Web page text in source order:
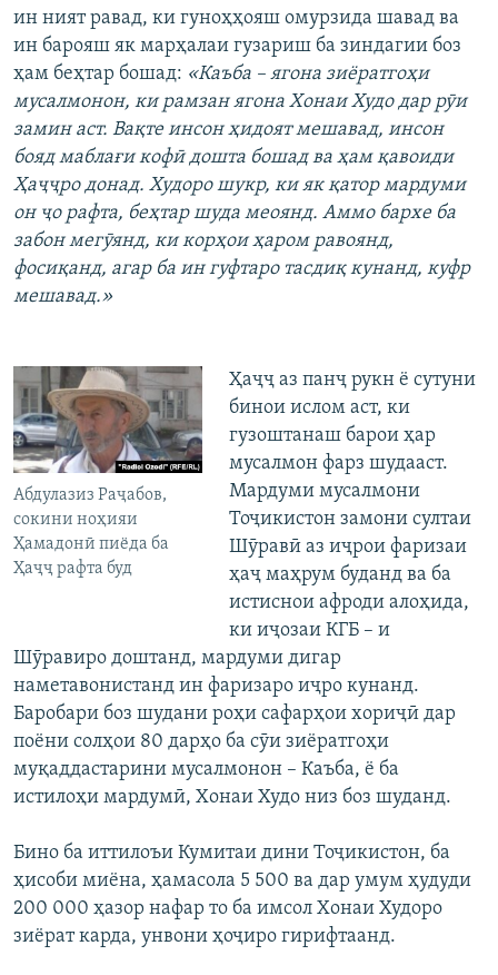
ин ният равад, ки гуноҳҳояш омурзида шавад ва
ин барояш як марҳалаи гузариш ба зиндагии боз
ҳам беҳтар бошад: «Каъба – ягона зиёратгоҳи
мусалмонон, ки рамзан ягона Хонаи Худо дар рӯи
замин аст. Вақте инсон ҳидоят мешавад, инсон
бояд маблағи кофӣ дошта бошад ва ҳам қавоиди
Ҳаҷҷро донад. Худоро шукр, ки як қатор мардуми
он ҷо рафта, беҳтар шуда меоянд. Аммо бархе ба
забон мегӯянд, ки корҳои ҳаром равоянд,
фосиқанд, агар ба ин гуфтаро тасдиқ кунанд, куфр
мешавад.»
Абдулазиз Раҷабов,
сокини ноҳияи
Ҳамадонӣ пиёда ба
Ҳаҷҷ рафта буд
Ҳаҷҷ аз панҷ рукн ё сутуни
бинои ислом аст, ки
гузоштанаш барои ҳар
мусалмон фарз шудааст.
Мардуми мусалмони
Тоҷикистон замони султаи
Шӯравӣ аз иҷрои фаризаи
ҳаҷ маҳрум буданд ва ба
истиснои афроди алоҳида,
ки иҷозаи КГБ – и
Шӯравиро доштанд, мардуми дигар
наметавонистанд ин фаризаро иҷро кунанд.
Баробари боз шудани роҳи сафарҳои хориҷӣ дар
поёни солҳои 80 дарҳо ба сӯи зиёратгоҳи
муқаддастарини мусалмонон – Каъба, ё ба
истилоҳи мардумӣ, Хонаи Худо низ боз шуданд.
Бино ба иттилоъи Кумитаи дини Тоҷикистон, ба
ҳисоби миёна, ҳамасола 5 500 ва дар умум ҳудуди
200 000 ҳазор нафар то ба имсол Хонаи Худоро
зиёрат карда, унвони ҳоҷиро гирифтаанд.